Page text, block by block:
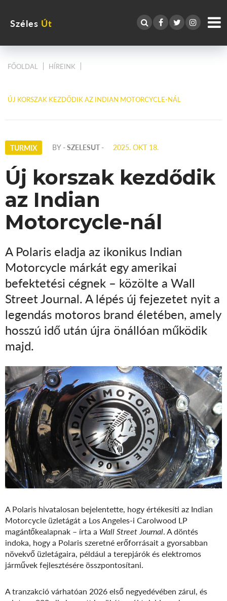
Széles Út
FŐOLDAL HÍREINK
ÚJ KORSZAK KEZDŐDIK AZ INDIAN MOTORCYCLE-NÁL
TURMIX BY- SZELESUT - 2025. OKT 18.
Új korszak kezdődik
az Indian
Motorcycle-nál
A Polaris eladja az ikonikus Indian
Motorcycle márkát egy amerikai
befektetési cégnek – közölte a Wall
Street Journal. A lépés új fejezetet nyit a
legendás motoros brand életében, amely
hosszú idő után újra önállóan működik
majd.
A Polaris hivatalosan bejelentette, hogy értékesíti az Indian
Motorcycle üzletágát a Los Angeles-i Carolwood LP
magántőkealapnak – írta a Wall Street Journal. A döntés
indoka, hogy a Polaris szeretné erőforrásait a gyorsabban
növekvő üzletágaira, például a terepjárók és elektromos
járművek fejlesztésére összpontosítani.
A tranzakció várhatóan 2026 első negyedévében zárul, és